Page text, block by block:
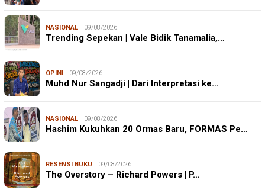
NASIONAL 09/08/2026
Trending Sepekan | Vale Bidik Tanamalia,…
OPINI 09/08/2026
Muhd Nur Sangadji | Dari Interpretasi ke…
NASIONAL 09/08/2026
Hashim Kukuhkan 20 Ormas Baru, FORMAS Pe…
RESENSI BUKU 09/08/2026
The Overstory – Richard Powers | P…